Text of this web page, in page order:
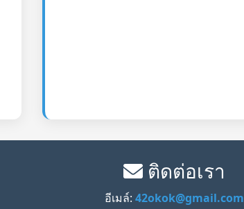
ติดต่อเรา
อีเมล์: 42okok@gmail.com